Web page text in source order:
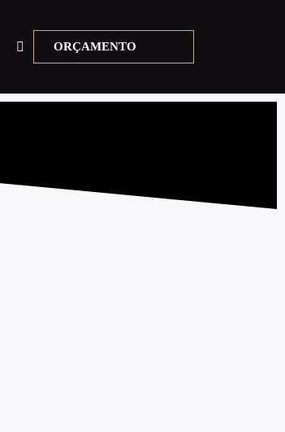
ORÇAMENTO